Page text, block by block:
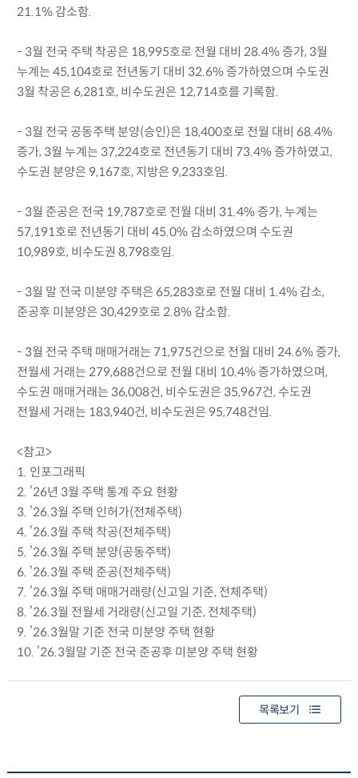
21.1% 감소함.
- 3월 전국 주택 착공은 18,995호로 전월 대비 28.4% 증가, 3월
누계는 45,104호로 전년동기 대비 32.6% 증가하였으며 수도권
3월 착공은 6,281호, 비수도권은 12,714호를 기록함.
- 3월 전국 공동주택 분양(승인)은 18,400호로 전월 대비 68.4%
증가, 3월 누계는 37,224호로 전년동기 대비 73.4% 증가하였고,
수도권 분양은 9,167호, 지방은 9,233호임.
- 3월 준공은 전국 19,787호로 전월 대비 31.4% 증가, 누계는
57,191호로 전년동기 대비 45.0% 감소하였으며 수도권
10,989호, 비수도권 8,798호임.
- 3월 말 전국 미분양 주택은 65,283호로 전월 대비 1.4% 감소,
준공후 미분양은 30,429호로 2.8% 감소함.
- 3월 전국 주택 매매거래는 71,975건으로 전월 대비 24.6% 증가,
전월세 거래는 279,688건으로 전월 대비 10.4% 증가하였으며,
수도권 매매거래는 36,008건, 비수도권은 35,967건, 수도권
전월세 거래는 183,940건, 비수도권은 95,748건임.
<참고>
1. 인포그래픽
2. ’26년 3월 주택 통계 주요 현황
3. ’26.3월 주택 인허가(전체주택)
4. ’26.3월 주택 착공(전체주택)
5. ’26.3월 주택 분양(공동주택)
6. ’26.3월 주택 준공(전체주택)
7. ’26.3월 주택 매매거래량(신고일 기준, 전체주택)
8. ’26.3월 전월세 거래량(신고일 기준, 전체주택)
9. ’26.3월말 기준 전국 미분양 주택 현황
10. ’26.3월말 기준 전국 준공후 미분양 주택 현황
목록보기